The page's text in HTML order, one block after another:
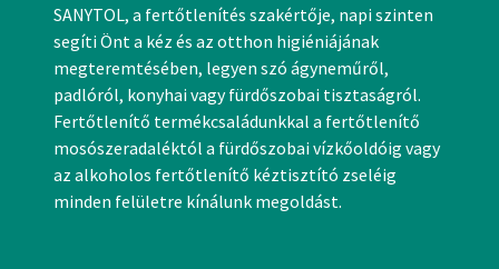
SANYTOL, a fertőtlenítés szakértője, napi szinten
segíti Önt a kéz és az otthon higiéniájának
megteremtésében, legyen szó ágyneműről,
padlóról, konyhai vagy fürdőszobai tisztaságról.
Fertőtlenítő termékcsaládunkkal a fertőtlenítő
mosószeradaléktól a fürdőszobai vízkőoldóig vagy
az alkoholos fertőtlenítő kéztisztító zseléig
minden felületre kínálunk megoldást.